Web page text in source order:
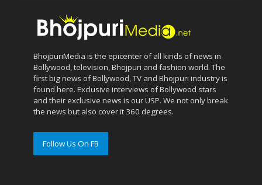
BhojpuriMedia is the epicenter of all kinds of news in
Bollywood, television, Bhojpuri and fashion world. The
first big news of Bollywood, TV and Bhojpuri industry is
found here. Exclusive interviews of Bollywood stars
and their exclusive news is our USP. We not only break
the news but also cover it 360 degrees.
Follow Us On FB